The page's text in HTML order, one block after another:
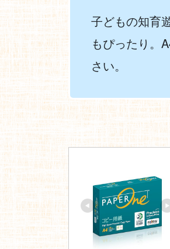
子どもの知育
もぴったり。
さい。